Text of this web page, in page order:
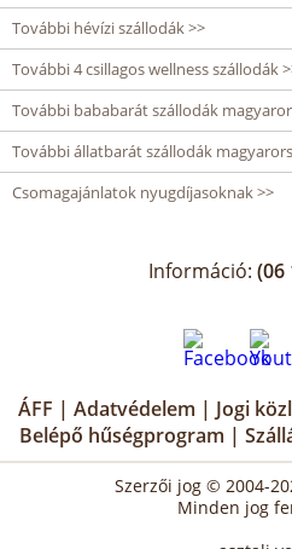
További hévízi szállodák >>
További 4 csillagos wellness szállodák
További bababarát szállodák
További állatbarát szállodák
Csomagajánlatok nyugdíjasoknak >>
Információ: (06
ÁFF | Adatvédelem | Jogi
Belépő hűségprogram |
Szerzői jog © 2004-
Minden jog